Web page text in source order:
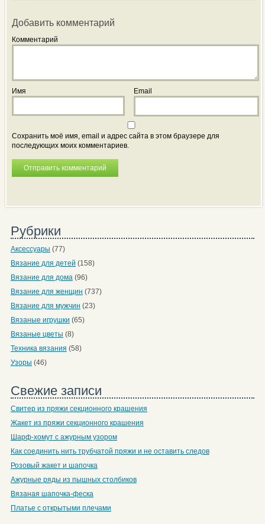
Добавить комментарий
Комментарий
Имя Email
Сохранить моё имя, email и адрес сайта в этом браузере для
последующих моих комментариев.
Рубрики
Аксессуары (77)
Вязание для детей (158)
Вязание для дома (96)
Вязание для женщин (737)
Вязание для мужчин (23)
Вязаные игрушки (65)
Вязаные цветы (8)
Техника вязания (58)
Узоры (46)
Свежие записи
Свитер из пряжи секционного крашения
Жакет из пряжи секционного крашения
Шарф-хомут с ажурным узором
Как соединить нить трубчатой пряжи и не оставить следов
Розовый жакет и шапочка
Ажурные ряды из пышных столбиков
Вязаная шапочка-феска
Платье с открытыми плечами